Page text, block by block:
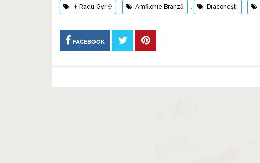
♰ Radu Gyr ♰ Amfilohie Brânză Diaconeşti
FACEBOOK